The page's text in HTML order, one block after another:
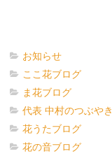
お知らせ
ここ花ブログ
ま花ブログ
代表 中村のつぶやき
花うたブログ
花の音ブログ